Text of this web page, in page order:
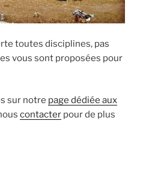
toutes disciplines, pas
vous sont proposées pour
sur notre page dédiée aux
contacter pour de plus